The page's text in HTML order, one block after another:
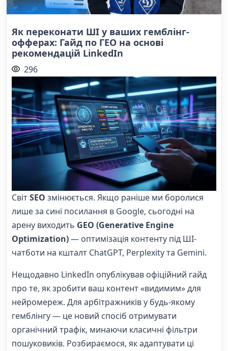
Як переконати ШІ у ваших гемблінг-
офферах: Гайд по ГЕО на основі
рекомендацій LinkedIn
296
СвітSEO змінюється. Якщо раніше ми боролися
лише за сині посилання в Google, сьогодні на
арену виходить GEO (Generative Engine
Optimization)— оптимізація контенту під ШІ-
чатботи на кшталт ChatGPT, Perplexity та Gemini.
Нещодавно LinkedIn опублікував офіційний гайд
про те, як зробити ваш контент «видимим» для
нейромереж. Для арбітражників у будь-якому
гемблінгу — це новий спосіб отримувати
органічний трафік, минаючи класичні фільтри
пошуковиків. Розбираємося, як адаптувати ці